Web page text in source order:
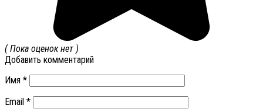
( Пока оценок нет )
Добавить комментарий
Имя *
Email *